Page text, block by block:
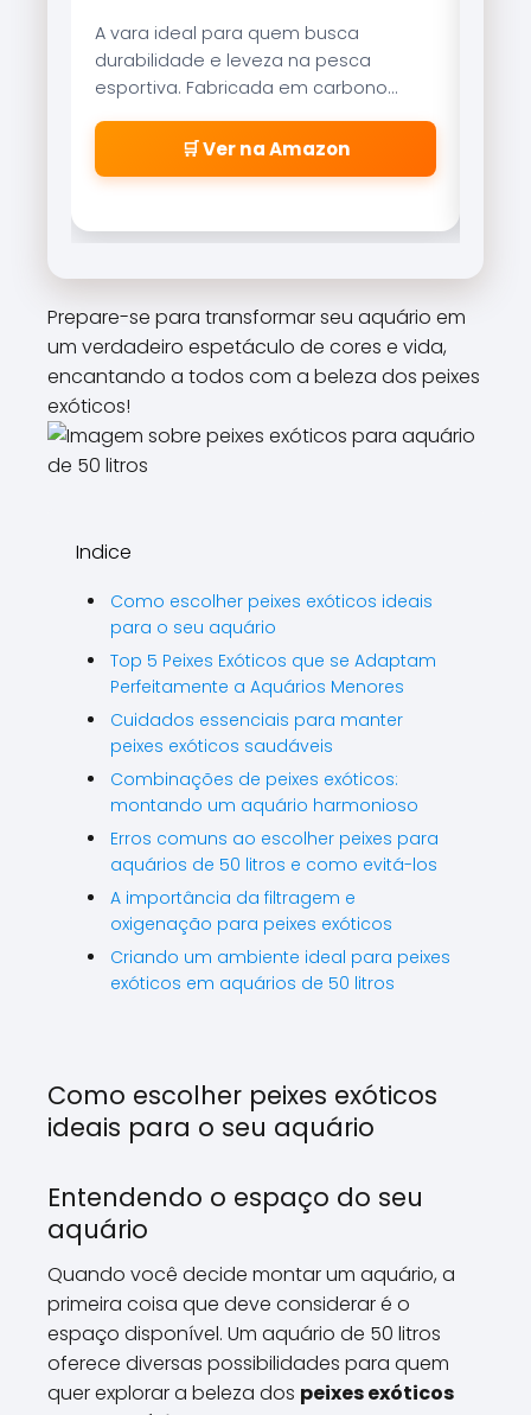
quem busca
na pesca
em carbono
sensibilidade
Referência no mercado
Brisa Lite combina velocidade
recolhimento com um
freio magnético que evita as
\\\\\\\\".
🛒 Ver na Amazon
Prepare-se para transformar seu aquário em
um verdadeiro espetáculo de cores e vida,
encantando a todos com a beleza dos peixes
exóticos!
Indice
Como escolher peixes exóticos ideais
para o seu aquário
Top 5 Peixes Exóticos que se Adaptam
Perfeitamente a Aquários Menores
Cuidados essenciais para manter
peixes exóticos saudáveis
Combinações de peixes exóticos:
montando um aquário harmonioso
Erros comuns ao escolher peixes para
aquários de 50 litros e como evitá-los
A importância da filtragem e
oxigenação para peixes exóticos
Criando um ambiente ideal para peixes
exóticos em aquários de 50 litros
Como escolher peixes exóticos
ideais para o seu aquário
Entendendo o espaço do seu
aquário
Quando você decide montar um aquário, a
primeira coisa que deve considerar é o
espaço disponível. Um aquário de 50 litros
oferece diversas possibilidades para quem
quer explorar a beleza dos peixes exóticos